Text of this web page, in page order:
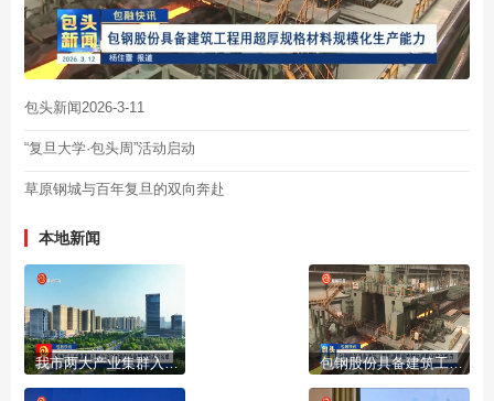
包头新闻2026-3-11
“复旦大学·包头周”活动启动
草原钢城与百年复旦的双向奔赴
本地新闻
我市两大产业集群入围自治区先进制造业集群拟认定名单 包钢股份具备建筑工程用超厚规格材料规模化生产能力